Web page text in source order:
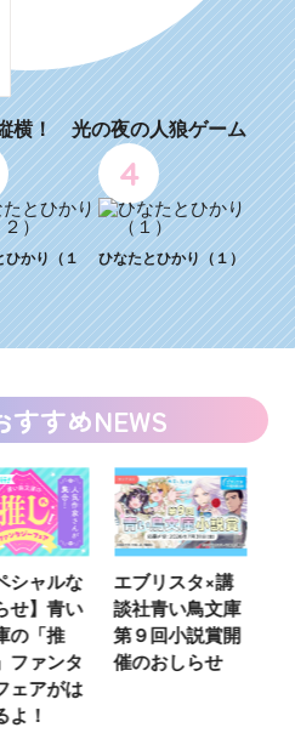
横！ 光の夜の人狼ゲーム
ひかり（１
4
ひなたとひかり（１）
すすめNEWS
シャルな
せ】青い
の「推
ファンタ
ェアがは
よ！
エブリスタ×講
談社青い鳥文庫
第９回小説賞開
催のおしらせ